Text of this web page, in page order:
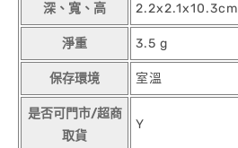
深、寬、高 2.2x2.1x10.3cm
淨重 3.5 g
保存環境 室溫
是否可門市/超商
取貨
Y